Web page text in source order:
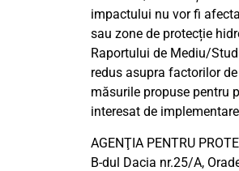
impactului nu vor fi
sau zone de protecție
Raportului de Mediu/
redus asupra factorilor
măsurile propuse pentru
interesat de
AGENŢIA PENTRU
B-dul Dacia nr.25/A,